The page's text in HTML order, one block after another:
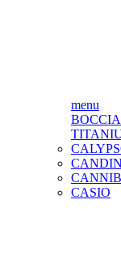
menu
CASIO